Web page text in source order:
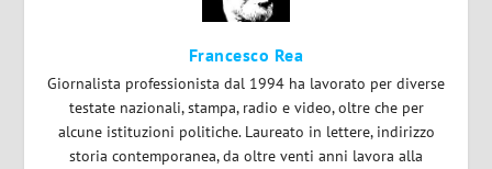
Francesco Rea
Giornalista professionista dal 1994 ha lavorato per diverse
testate nazionali, stampa, radio e video, oltre che per
alcune istituzioni politiche. Laureato in lettere, indirizzo
storia contemporanea, da oltre venti anni lavora alla